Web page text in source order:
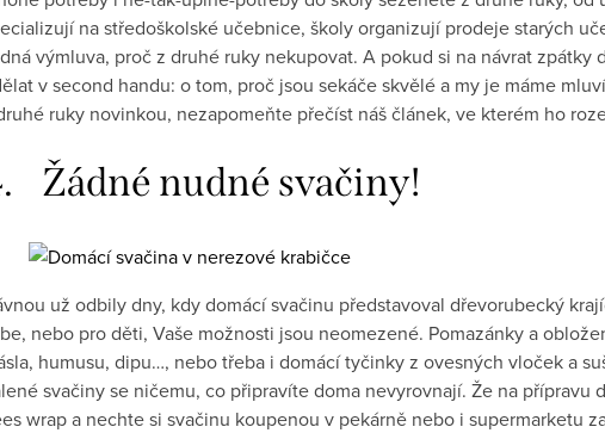
na středoškolské učebnice, školy organizují prodeje starých
výmluva, proč z druhé ruky nekupovat. A pokud si na návrat
v second handu: o tom, proč jsou sekáče skvělé a my je máme
ruky novinkou, nezapomeňte přečíst náš článek, ve kterém ho
Žádné nudné svačiny!
už odbily dny, kdy domácí svačinu představoval dřevorubecký
nebo pro děti, Vaše možnosti jsou neomezené. Pomazánky a
humusu, dipu…, nebo třeba i domácí tyčinky z ovesných vloček a
svačiny se ničemu, co připravíte doma nevyrovnají. Že na přípravu
wrap a nechte si svačinu koupenou v pekárně nebo i supermarketu